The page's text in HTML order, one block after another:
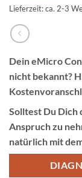
Lieferzeit: ca. 2-3
Dein eMicro
nicht bekannt?
Solltest Du Dich
Anspruch zu
natürlich mit